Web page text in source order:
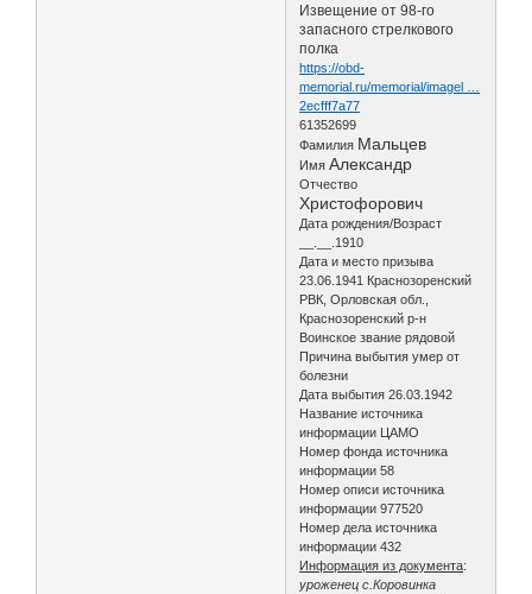
Извещение от 98-го
запасного стрелкового
полка
https://obd-
memorial.ru/memorial/imagel …
2ecfff7a77
61352699
Фамилия Мальцев
ИмяАлександр
Отчество
Христофорович
Дата рождения/Возраст
__.__.1910
Дата и место призыва
23.06.1941 Краснозоренский
РВК, Орловская обл.,
Краснозоренский р-н
Воинское звание рядовой
Причина выбытия умер от
болезни
Дата выбытия 26.03.1942
Название источника
информации ЦАМО
Номер фонда источника
информации 58
Номер описи источника
информации 977520
Номер дела источника
информации 432
Информация из документа:
уроженец с.Коровинка